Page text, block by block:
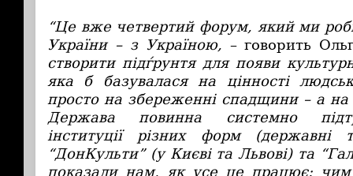
“Це вже четвертий форум, який ми
України – з Україною, – говорить
створити підѓрунтя для появи
яка б базувалася на цінності
просто на збереженні спадщини – а на
Держава повинна системно
інституції різних форм (державні
“ДонКульти” (у Києві та Львові) та
показали нам, як усе це працює: